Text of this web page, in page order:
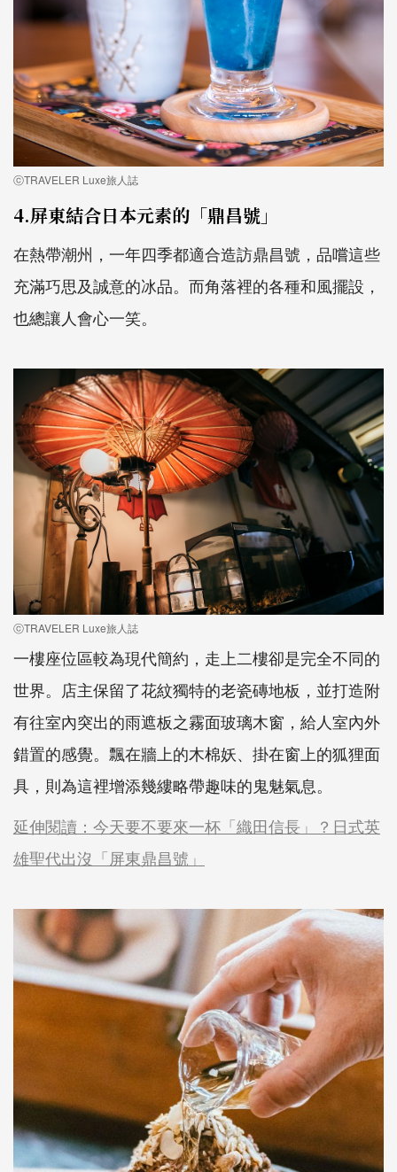
ⓒTRAVELER Luxe旅人誌
4.屏東結合日本元素的「鼎昌號」
在熱帶潮州，一年四季都適合造訪鼎昌號，品嚐這些
充滿巧思及誠意的冰品。而角落裡的各種和風擺設，
也總讓人會心一笑。
ⓒTRAVELER Luxe旅人誌
一樓座位區較為現代簡約，走上二樓卻是完全不同的
世界。店主保留了花紋獨特的老瓷磚地板，並打造附
有往室內突出的雨遮板之霧面玻璃木窗，給人室內外
錯置的感覺。飄在牆上的木棉妖、掛在窗上的狐狸面
具，則為這裡增添幾縷略帶趣味的鬼魅氣息。
延伸閱讀：今天要不要來一杯「織田信長」？日式英
雄聖代出沒「屏東鼎昌號」